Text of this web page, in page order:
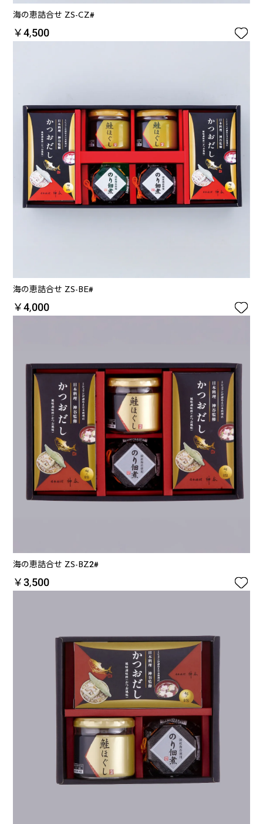
海の恵詰合せ ZS-CZ#
￥4,500 
海の恵詰合せ ZS-BE#
￥4,000 
海の恵詰合せ ZS-BZ2#
￥3,500 